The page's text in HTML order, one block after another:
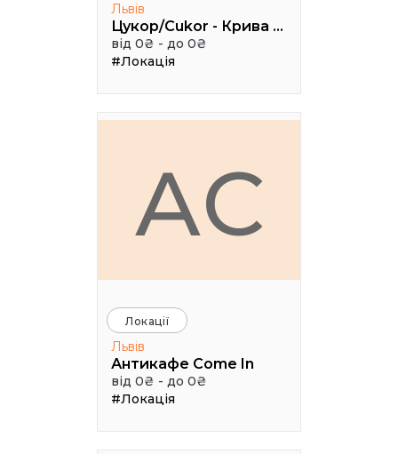
Львів
Цукор/Cukor - Крива Липа, 3
від 0₴ - до 0₴
#Локація
АC
Локації
Львів
Антикафе Come In
від 0₴ - до 0₴
#Локація